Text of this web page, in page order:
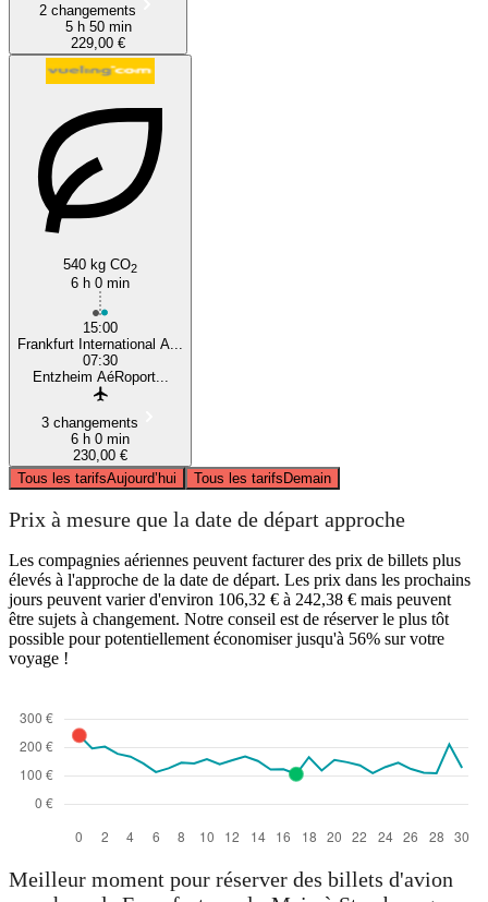
2 changements
5 h 50 min
229,00 €
540 kg CO2
6 h 0 min
15:00
Frankfurt International A...
07:30
Entzheim AéRoport...
3 changements
6 h 0 min
230,00 €
Tous les tarifsAujourd’hui Tous les tarifsDemain
Prix à mesure que la date de départ approche
Les compagnies aériennes peuvent facturer des prix de billets plus
élevés à l'approche de la date de départ. Les prix dans les prochains
jours peuvent varier d'environ 106,32 € à 242,38 € mais peuvent
être sujets à changement. Notre conseil est de réserver le plus tôt
possible pour potentiellement économiser jusqu'à 56% sur votre
voyage !
Meilleur moment pour réserver des billets d'avion